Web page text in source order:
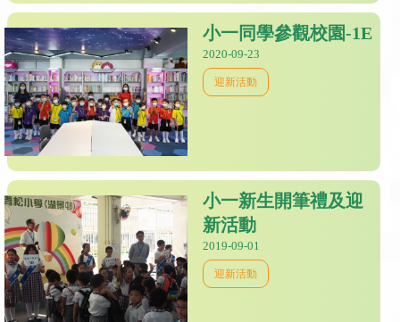
小一同學參觀校園-1E
2020-09-23
迎新活動
小一新生開筆禮及迎
新活動
2019-09-01
迎新活動